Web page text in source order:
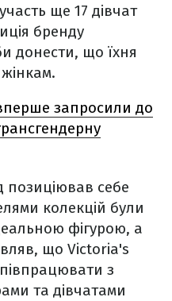
ще 17 дівчат
бренду
донести, що їхня
запросили до
позиціював себе
колекцій були
фігурою, а
що Victoria's
з
та дівчатами